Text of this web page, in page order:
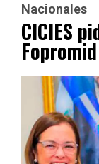
Nacionales
CICIES
Fopromid